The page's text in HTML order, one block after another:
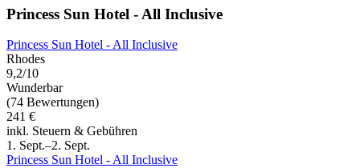
Princess Sun Hotel - All Inclusive
Princess Sun Hotel - All Inclusive
Rhodes
9,2/10
Wunderbar
(74 Bewertungen)
241 €
inkl. Steuern & Gebühren
1. Sept.–2. Sept.
Princess Sun Hotel - All Inclusive